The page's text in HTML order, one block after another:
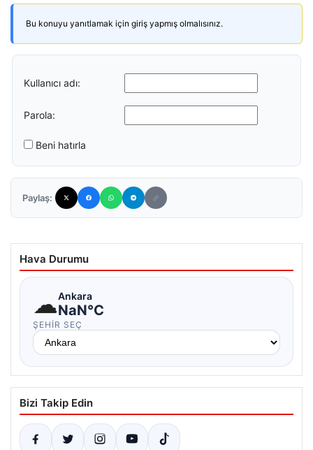
Bu konuyu yanıtlamak için giriş yapmış olmalısınız.
Kullanıcı adı:
Parola:
Beni hatırla
Paylaş:
Hava Durumu
☁Ankara
NaN°C
ŞEHIR SEÇ
Bizi Takip Edin